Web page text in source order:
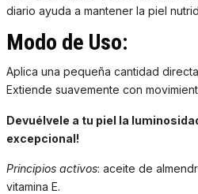
diario ayuda a mantener la piel
Modo de Uso:
Aplica una pequeña cantidad
Extiende suavemente con
Devuélvele a tu piel la
excepcional!
Principios activos: aceite de
vitamina E.